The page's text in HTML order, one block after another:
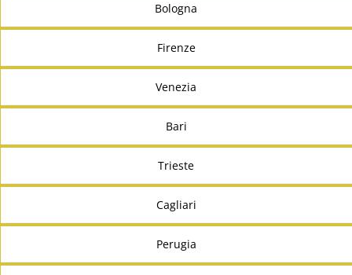
Bologna
Firenze
Venezia
Bari
Trieste
Cagliari
Perugia